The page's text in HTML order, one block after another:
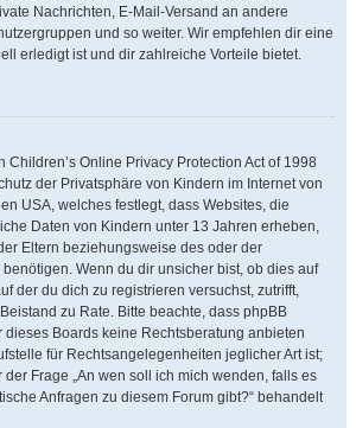
Nachrichten, E-Mail-Versand an andere
und so weiter. Wir empfehlen dir eine
erledigt ist und dir zahlreiche Vorteile bietet.
Children’s Online Privacy Protection Act of 1998
der Privatsphäre von Kindern im Internet von
USA, welches festlegt, dass Websites, die
Daten von Kindern unter 13 Jahren erheben,
Eltern beziehungsweise des oder der
Wenn du dir unsicher bist, ob dies auf
der du dich zu registrieren versuchst, zutrifft,
zu Rate. Bitte beachte, dass phpBB
dieses Boards keine Rechtsberatung anbieten
für Rechtsangelegenheiten jeglicher Art ist;
Frage „An wen soll ich mich wenden, falls es
Anfragen zu diesem Forum gibt?“ behandelt